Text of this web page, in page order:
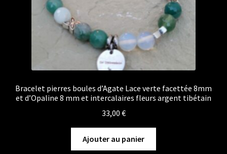
Bracelet pierres boules d’Agate Lace verte facettée 8mm
et d’Opaline 8 mm et intercalaires fleurs argent tibétain
33,00 €
Ajouter au panier